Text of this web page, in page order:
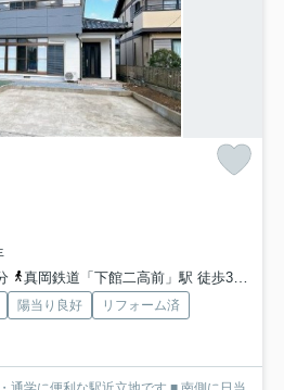
真岡鉄道「下館二高前」駅 徒歩32分
陽当り良好
リフォーム済